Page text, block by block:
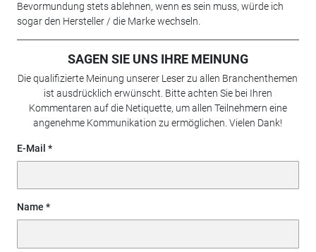
Bevormundung stets ablehnen, wenn es sein muss, würde ich
sogar den Hersteller / die Marke wechseln.
SAGEN SIE UNS IHRE MEINUNG
Die qualifizierte Meinung unserer Leser zu allen Branchenthemen
ist ausdrücklich erwünscht. Bitte achten Sie bei Ihren
Kommentaren auf die Netiquette, um allen Teilnehmern eine
angenehme Kommunikation zu ermöglichen. Vielen Dank!
E-Mail
Name